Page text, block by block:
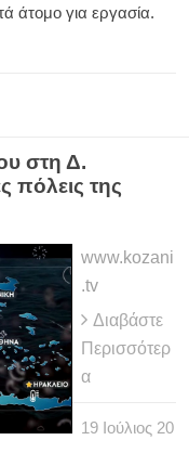
άτομο για εργασία.
στη Δ.
πόλεις της
www.kozani
.tv
Διαβάστε
Περισσότερ
α
19 Ιούλιος 20